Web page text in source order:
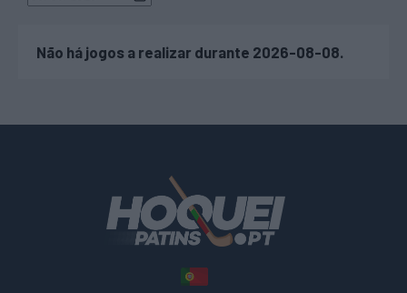
Não há jogos a realizar durante 2026-08-08.